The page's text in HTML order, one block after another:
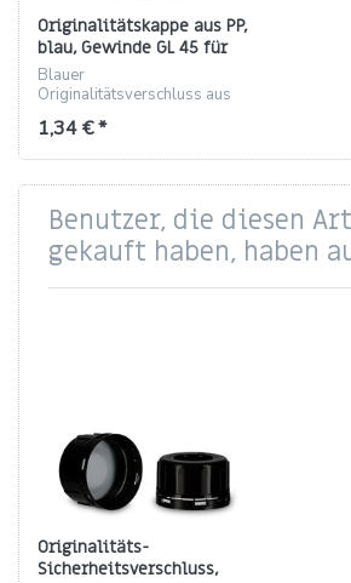
Originalitätskappe aus PP,
blau, Gewinde GL 45 für
Glasflaschen
Blauer
Originalitätsverschluss aus
geeignet für Glasflaschen.
1,34 € *
Benutzer, die diesen
gekauft haben, haben
Originalitäts-
Sicherheitsverschluss,